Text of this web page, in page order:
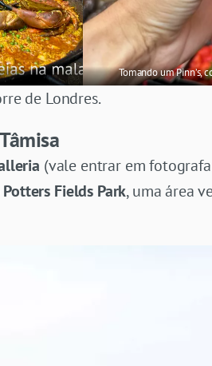
Tomando um Pinn’s,
de Londres.
(vale entrar em
Potters Fields Park, uma área